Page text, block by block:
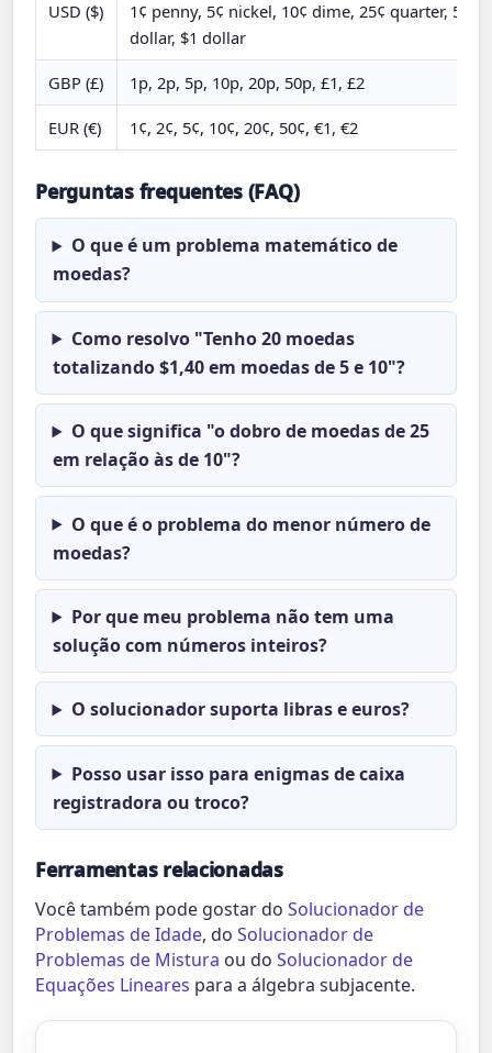
USD ($)
1¢ penny, 5¢ nickel, 10¢ dime, 25¢ quarter, 50¢
dollar, $1 dollar
GBP (£) 1p, 2p, 5p, 10p, 20p, 50p, £1, £2
EUR (€) 1¢, 2¢, 5¢, 10¢, 20¢, 50¢, €1, €2
Perguntas frequentes (FAQ)
O que é um problema matemático de
moedas?
Como resolvo "Tenho 20 moedas
totalizando $1,40 em moedas de 5 e 10"?
O que significa "o dobro de moedas de 25
em relação às de 10"?
O que é o problema do menor número de
moedas?
Por que meu problema não tem uma
solução com números inteiros?
O solucionador suporta libras e euros?
Posso usar isso para enigmas de caixa
registradora ou troco?
Ferramentas relacionadas
Você também pode gostar doSolucionador de
Problemas de Idade, doSolucionador de
Problemas de Mistura ou doSolucionador de
Equações Lineares para a álgebra subjacente.